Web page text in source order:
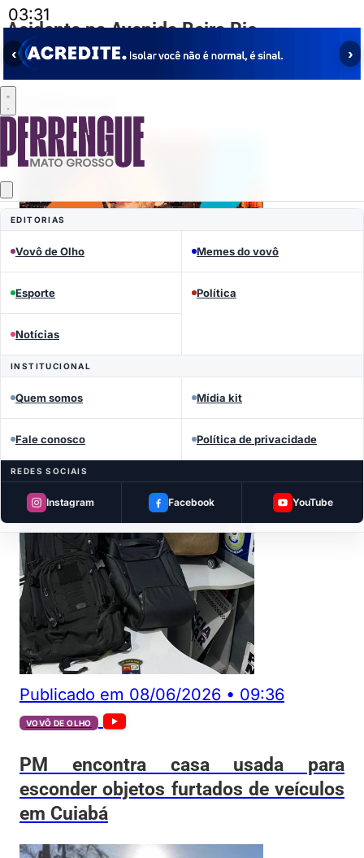
03:31
‹ ›
EDITORIAS
Vovô de Olho Memes do vovô
Esporte Política
Notícias
INSTITUCIONAL
Quem somos Mídia kit
Fale conosco Política de privacidade
REDES SOCIAIS
Instagram Facebook YouTube
Acidente na Avenida Beira Rio
Mais lidas
Publicado em 08/06/2026 • 09:36
VOVÔ DE OLHO
PM encontra casa usada para
esconder objetos furtados de veículos
em Cuiabá